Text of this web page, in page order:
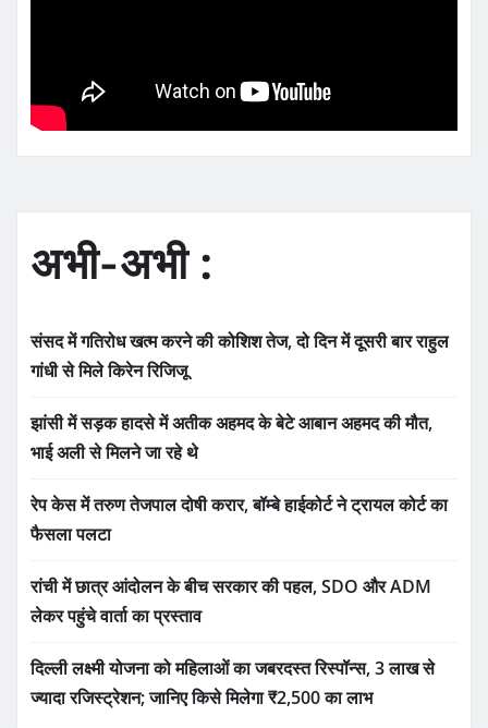
अभी-अभी :
संसद में गतिरोध खत्म करने की कोशिश तेज, दो दिन में दूसरी बार राहुल
गांधी से मिले किरेन रिजिजू
झांसी में सड़क हादसे में अतीक अहमद के बेटे आबान अहमद की मौत,
भाई अली से मिलने जा रहे थे
रेप केस में तरुण तेजपाल दोषी करार, बॉम्बे हाईकोर्ट ने ट्रायल कोर्ट का
फैसला पलटा
रांची में छात्र आंदोलन के बीच सरकार की पहल, SDO और ADM
लेकर पहुंचे वार्ता का प्रस्ताव
दिल्ली लक्ष्मी योजना को महिलाओं का जबरदस्त रिस्पॉन्स, 3 लाख से
ज्यादा रजिस्ट्रेशन; जानिए किसे मिलेगा ₹2,500 का लाभ